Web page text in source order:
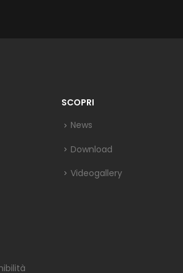
SCOPRI
News
Download
Videogallery